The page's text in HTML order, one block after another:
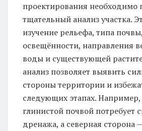
проектирования необходимо
тщательный анализ участка.
изучение рельефа, типа
освещённости, направления
воды и существующей
анализ позволяет выявить
стороны территории и
следующих этапах. Например,
глинистой почвой потребует
дренажа, а северная сторона